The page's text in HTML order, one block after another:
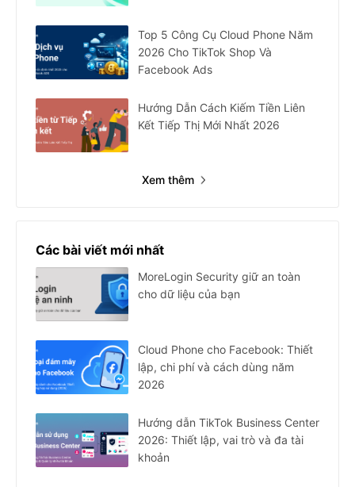
Top 5 Công Cụ Cloud Phone Năm
2026 Cho TikTok Shop Và
Facebook Ads
Hướng Dẫn Cách Kiếm Tiền Liên
Kết Tiếp Thị Mới Nhất 2026
Xem thêm
Các bài viết mới nhất
MoreLogin Security giữ an toàn
cho dữ liệu của bạn
Cloud Phone cho Facebook: Thiết
lập, chi phí và cách dùng năm
2026
Hướng dẫn TikTok Business Center
2026: Thiết lập, vai trò và đa tài
khoản